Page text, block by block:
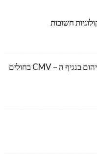
חשובות
כנס בינלאומי בנושא טיפול ומניעה של זיהום בנגיף ה – CMV בחולים